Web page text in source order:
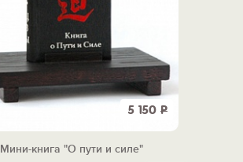
5 150 Р
Мини-книга "О пути и силе"